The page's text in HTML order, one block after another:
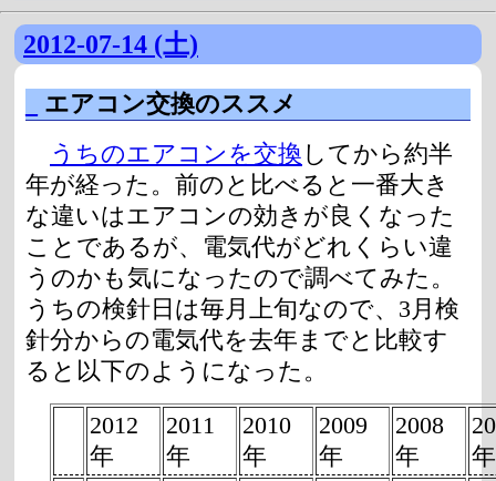
2012-07-14 (土)
エアコン交換のススメ
うちのエアコンを交換 してから約半
年が経った。前のと比べると一番大き
な違いはエアコンの効きが良くなった
ことであるが、電気代がどれくらい違
うのかも気になったので調べてみた。
うちの検針日は毎月上旬なので、3月検
針分からの電気代を去年までと比較す
ると以下のようになった。
2012
年
2011
年
2010
年
2009
年
2008
年
年